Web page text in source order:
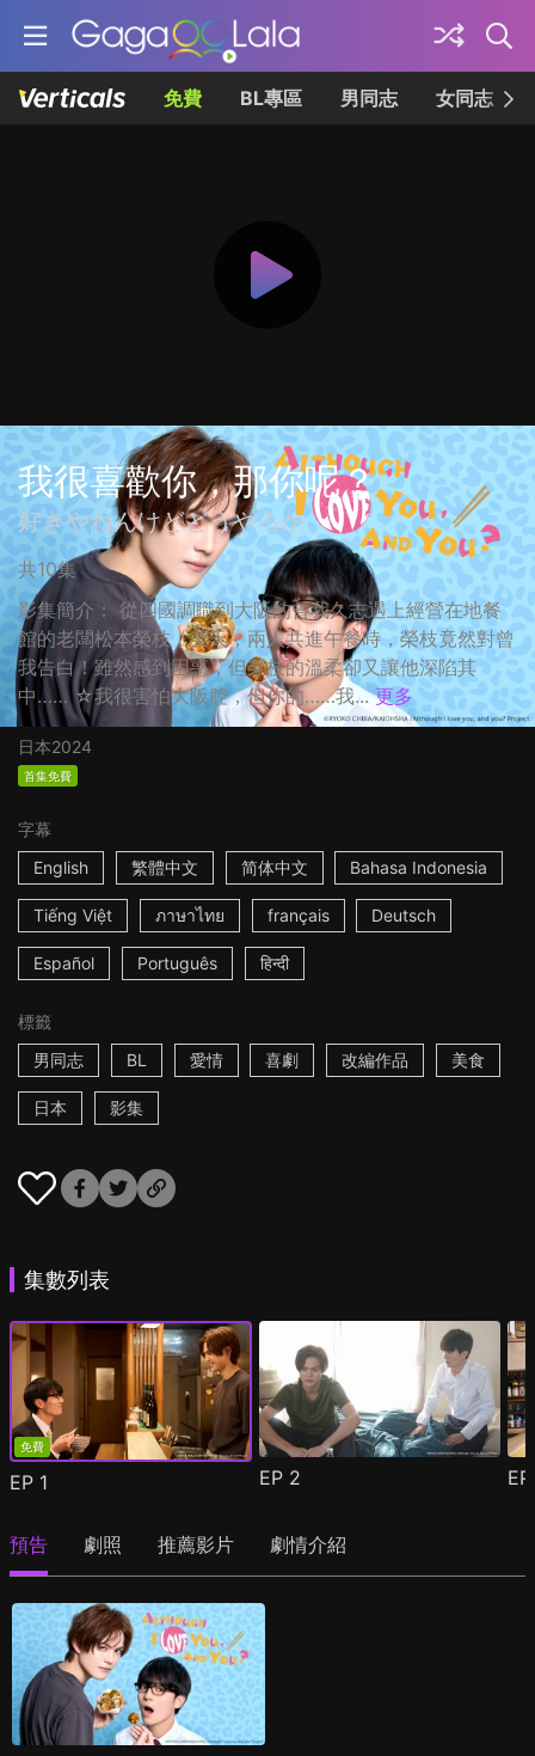
免費 BL專區 男同志 女同志
我很喜歡你，那你呢？
好きやねんけどどうやろか
共10集
影集簡介： 從四國調職到大阪的曾我久志遇上經營在地餐
館的老闆松本榮枝，某天，兩人共進午餐時，榮枝竟然對曾
我告白！雖然感到困惑，但榮枝的溫柔卻又讓他深陷其
中…… ☆我很害怕大阪腔，但你的……我... 更多
日本2024
首集免費
字幕
English
繁體中文 简体中文 Bahasa Indonesia
Tiếng Việt ภาษาไทย français Deutsch
Español Português हिन्दी
標籤
男同志
BL 愛情 喜劇 改編作品 美食
日本 影集
集數列表
免費
EP 1 EP 2
預告 劇照 推薦影片 劇情介紹